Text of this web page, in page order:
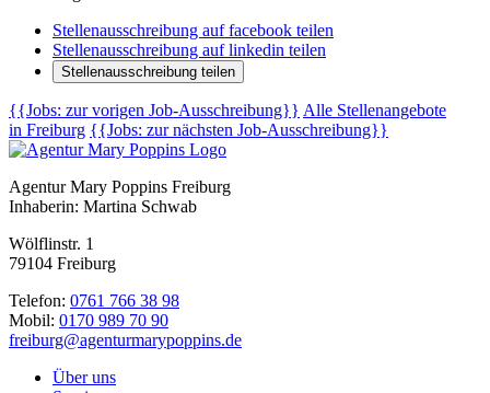
Stellenausschreibung auf facebook teilen
Stellenausschreibung auf linkedin teilen
Stellenausschreibung teilen
{{Jobs: zur vorigen Job-Ausschreibung}} Alle Stellenangebote
in Freiburg {{Jobs: zur nächsten Job-Ausschreibung}}
Agentur Mary Poppins Freiburg
Inhaberin: Martina Schwab
Wölflinstr. 1
79104 Freiburg
Telefon: 0761 766 38 98
Mobil: 0170 989 70 90
freiburg@agenturmarypoppins.de
Über uns